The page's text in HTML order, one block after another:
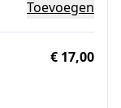
Toevoegen
€ 17,00